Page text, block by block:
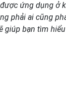
ứng dụng ở
phải ai cũng
bạn tìm